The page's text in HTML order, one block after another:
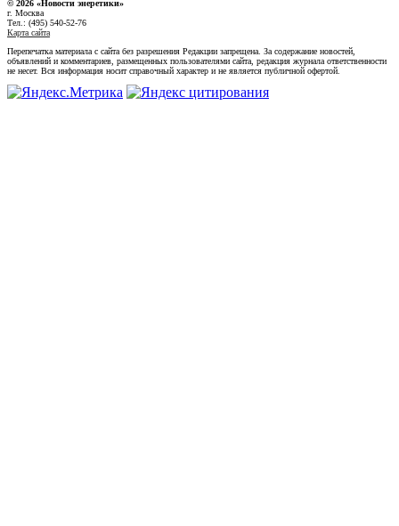
© 2026 «Новости энеретики»
г. Москва
Тел.: (495) 540-52-76
Карта сайта
Перепечатка материала с сайта без разрешения Редакции запрещена. За содержание новостей,
объявлений и комментариев, размещенных пользователями сайта, редакция журнала ответственности
не несет. Вся информация носит справочный характер и не является публичной офертой.